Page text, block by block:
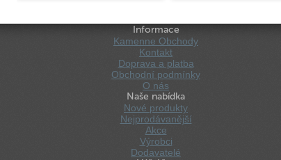
Informace
Kamenne Obchody
Kontakt
Doprava a platba
Obchodní podmínky
O nás
Naše nabídka
Nové produkty
Nejprodávanější
Akce
Výrobci
Dodavatelé